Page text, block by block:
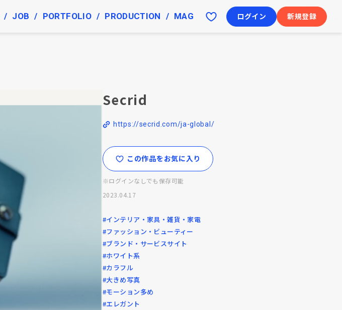
JOB PORTFOLIO PRODUCTION MAG ログイン 新規登録
Secrid
https://secrid.com/ja-global/
この作品をお気に入り
※ログインなしでも保存可能
2023.04.17
#インテリア・家具・雑貨・家電
#ファッション・ビューティー
#ブランド・サービスサイト
#ホワイト系
#カラフル
#大きめ写真
#モーション多め
#エレガント